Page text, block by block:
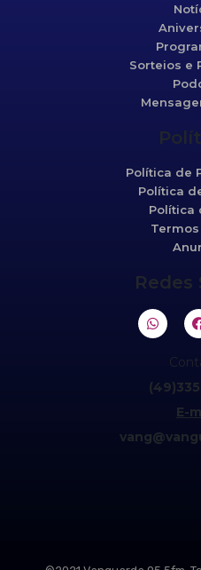
Sorteios e
Política de
Política
Política
Redes
E-